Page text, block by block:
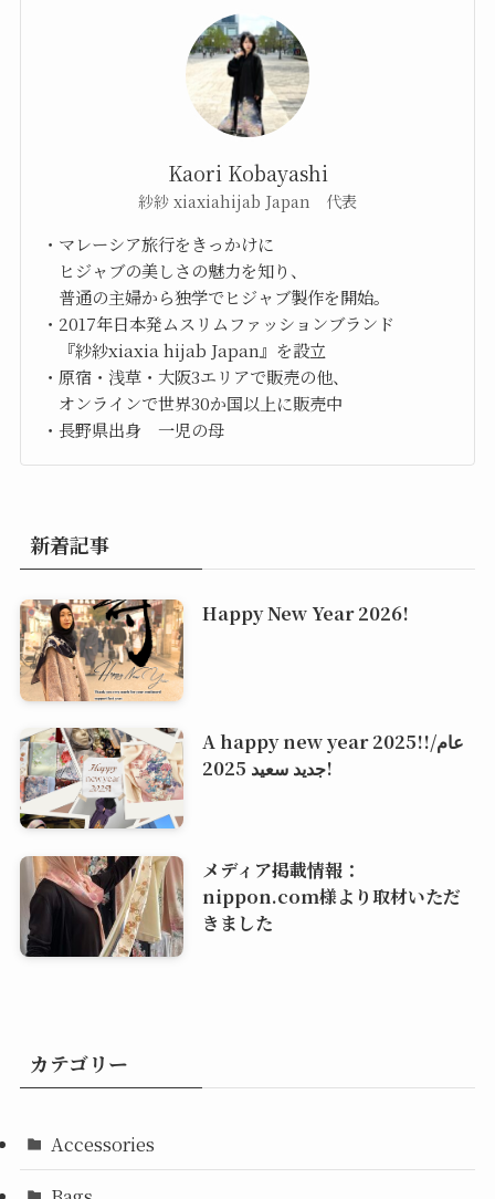
Kaori Kobayashi
紗紗 xiaxiahijab Japan 代表
・マレーシア旅行をきっかけに
ヒジャブの美しさの魅力を知り、
普通の主婦から独学でヒジャブ製作を開始。
・2017年日本発ムスリムファッションブランド
『紗紗xiaxia hijab Japan』を設立
・原宿・浅草・大阪3エリアで販売の他、
オンラインで世界30か国以上に販売中
・長野県出身 一児の母
新着記事
Happy New Year 2026!
A happy new year 2025!!/عام
جديد سعيد 2025!
メディア掲載情報：
nippon.com様より取材いただ
きました
カテゴリー
Accessories